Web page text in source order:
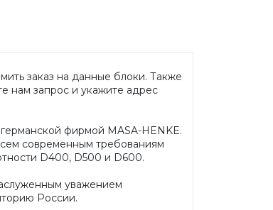
заказ на данные блоки. Также
нам запрос и укажите адрес
фирмой MASA-HENKE.
современным требованиям
D400, D500 и D600.
уважением
России.